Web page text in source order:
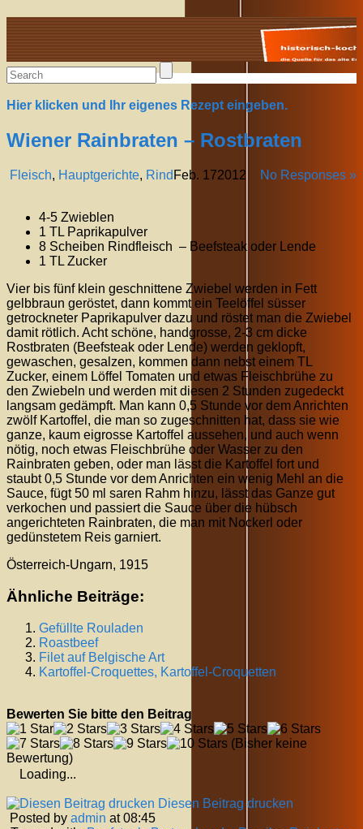
Alte Rezepte online
Hier klicken und Ihr eigenes Rezept eingeben.
Wiener Rainbraten – Rostbraten
Fleisch, Hauptgerichte, Rind No Responses »
Feb. 172012
4-5 Zwieblen
1 TL Paprikapulver
8 Scheiben Rindfleisch – Beefsteak oder Lende
1 TL Zucker
Vier bis fünf klein geschnittene Zwiebel werden in Fett
gelbbraun geröstet, dann kommt ein Teelöffel süsser
getrockneter Paprikapulver dazu und röstet man die Zwiebel
damit rötlich. Acht schöne, handgrosse, 2-3 cm dicke
Rostbraten (Beefsteak oder Lende) werden geklopft,
gewaschen, gesalzen, kommen dann nebst einem TL
Zucker, einem Löffel Tomaten und etwas Fleischbrühe zu
den Zwiebeln und werden mit diesen 2 Stunden zugedeckt
langsam gedämpft. Man kann 0,5 Stunde vor dem Anrichten
zwölf Kartoffel, die man so zugeschnitten hat, dass sie wie
ganze, kaum eigrosse Kartoffel aussehen, und auch wenn
nötig, noch etwas Fleischbrühe oder Wasser zu den
Rainbraten geben, oder man lässt die Kartoffel fort und
staubt 0,5 Stunde vor dem Anrichten ein wenig Mehl an die
Sauce, fügt 50 ml saren Rahm hinzu, lässt das Ganze gut
verkochen und passiert die Sauce über die hübsch
angerichteten Rainbraten, die man mit Nockerl oder
gedünstetem Reis garniert.
Österreich-Ungarn, 1915
Ähnliche Beiträge:
Gefüllte Rouladen
Roastbeef
Filet auf Belgische Art
Kartoffel-Croquettes, Kartoffel-Croquetten
Bewerten Sie bitte den Beitrag
(Bisher keine
Bewertung)
Loading...
Diesen Beitrag drucken
Posted by admin at 08:45